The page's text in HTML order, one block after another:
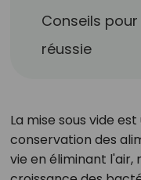
Conseils
réussie
La mise sous vide
conservation des
vie en éliminant l'air,